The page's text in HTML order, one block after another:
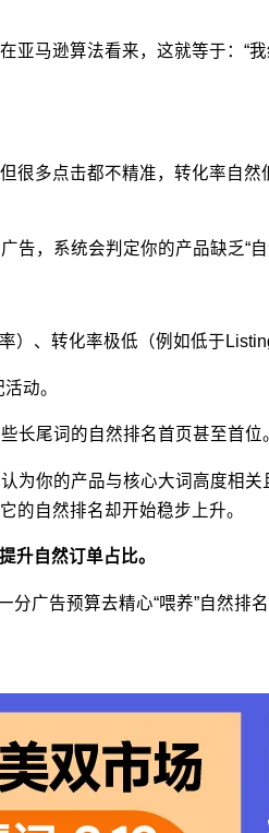
马逊算法看来，这就等于：“
多点击都不精准，转化率自
告，系统会判定你的产品缺乏“
）、转化率极低（例如低于
动。
尾词的自然排名首页甚至首
你的产品与核心大词高度相
的自然排名却开始稳步上升。
升自然订单占比。
分广告预算去精心“喂养”自然排